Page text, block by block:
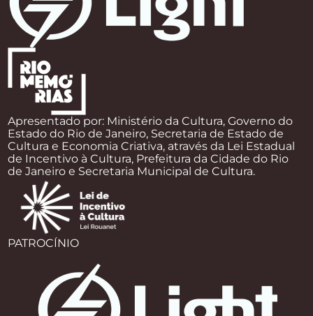
Apresentado por: Ministério da Cultura, Governo do
Estado do Rio de Janeiro, Secretaria de Estado de
Cultura e Economia Criativa, através da Lei Estadual
de Incentivo à Cultura, Prefeitura da Cidade do Rio
de Janeiro e Secretaria Municipal de Cultura.
PATROCÍNIO